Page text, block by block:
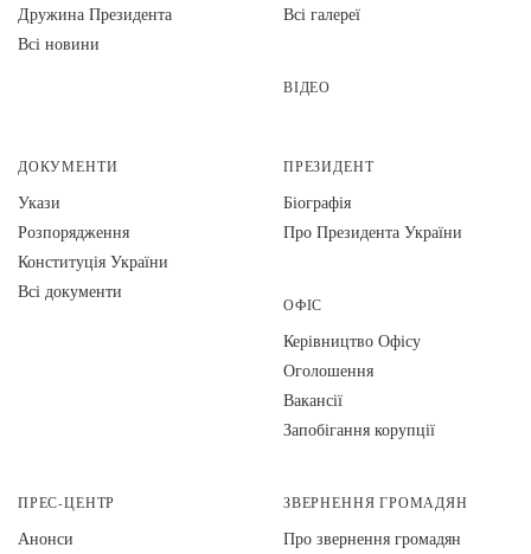
Дружина Президента
Всі новини
Всі галереї
ВІДЕО
ДОКУМЕНТИ
Укази
Розпорядження
Конституція України
Всі документи
ПРЕЗИДЕНТ
Біографія
Про Президента України
ОФІС
Керівництво Офісу
Оголошення
Вакансії
Запобігання корупції
ПРЕС-ЦЕНТР
Анонси
ЗВЕРНЕННЯ ГРОМАДЯН
Про звернення громадян